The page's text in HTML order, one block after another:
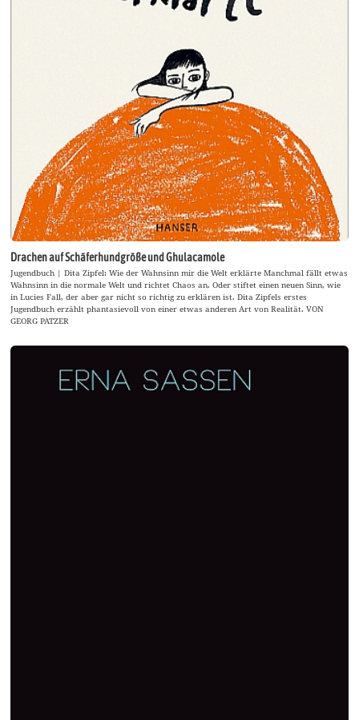
Drachen auf Schäferhundgröße und Ghulacamole
Jugendbuch | Dita Zipfel: Wie der Wahnsinn mir die Welt erklärte Manchmal fällt etwas
Wahnsinn in die normale Welt und richtet Chaos an. Oder stiftet einen neuen Sinn, wie
in Lucies Fall, der aber gar nicht so richtig zu erklären ist. Dita Zipfels erstes
Jugendbuch erzählt phantasievoll von einer etwas anderen Art von Realität. VON
GEORG PATZER